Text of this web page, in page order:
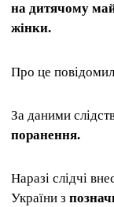
на дитячому
жінки.
Про це
За даними
поранення.
Наразі слідчі
України з